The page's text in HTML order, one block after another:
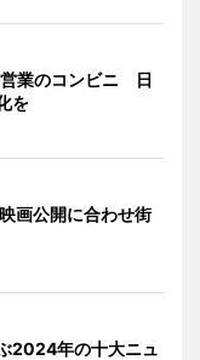
業のコンビニ 日
を
画公開に合わせ街
2024年の十大ニュ